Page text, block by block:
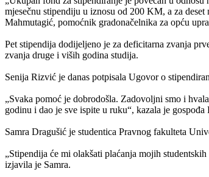
mjesečnu stipendiju u iznosu od 200 KM, a za
Mahmutagić, pomoćnik gradonačelnika za opću
Pet stipendija dodijeljeno je za deficitarna zvanja
zvanja druge i viših godina studija.
Senija Rizvić je danas potpisala Ugovor o
„Svaka pomoć je dobrodošla. Zadovoljni smo i
godinu i dao je sve ispite u ruku“, kazala je gospođa
Samra Dragušić je studentica Pravnog fakulteta
„Stipendija će mi olakšati plaćanja mojih
izjavila je Samra.